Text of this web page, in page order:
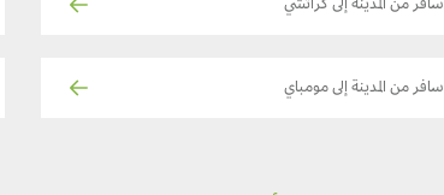
سافر من المدينة إلى كراتشي
سافر من المدينة إلى مومباي